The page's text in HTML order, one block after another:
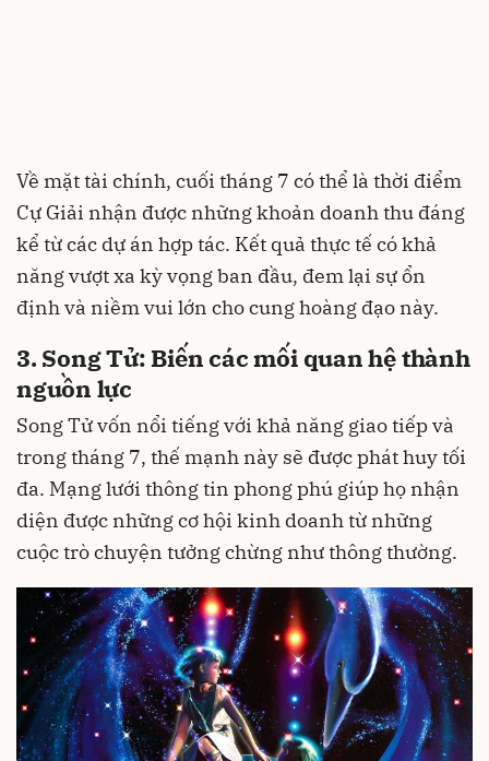
Về mặt tài chính, cuối tháng 7 có thể là thời điểm
Cự Giải nhận được những khoản doanh thu đáng
kể từ các dự án hợp tác. Kết quả thực tế có khả
năng vượt xa kỳ vọng ban đầu, đem lại sự ổn
định và niềm vui lớn cho cung hoàng đạo này.
3. Song Tử: Biến các mối quan hệ thành
nguồn lực
Song Tử vốn nổi tiếng với khả năng giao tiếp và
trong tháng 7, thế mạnh này sẽ được phát huy tối
đa. Mạng lưới thông tin phong phú giúp họ nhận
diện được những cơ hội kinh doanh từ những
cuộc trò chuyện tưởng chừng như thông thường.